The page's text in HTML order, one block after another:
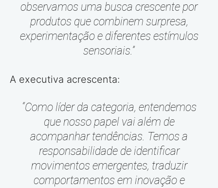
observamos uma busca crescente por
produtos que combinem surpresa,
experimentação e diferentes estímulos
sensoriais.”
A executiva acrescenta:
“Como líder da categoria, entendemos
que nosso papel vai além de
acompanhar tendências. Temos a
responsabilidade de identificar
movimentos emergentes, traduzir
comportamentos em inovação e